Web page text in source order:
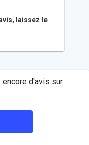
laissez le
encore d'avis sur